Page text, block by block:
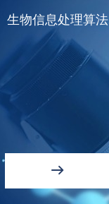
生物信息处理算法
ꁹ